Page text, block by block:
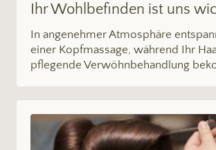
Ihr Wohlbefinden ist uns
In angenehmer Atmosphäre
einer Kopfmassage, während Ihr
pflegende Verwöhnbehandlung